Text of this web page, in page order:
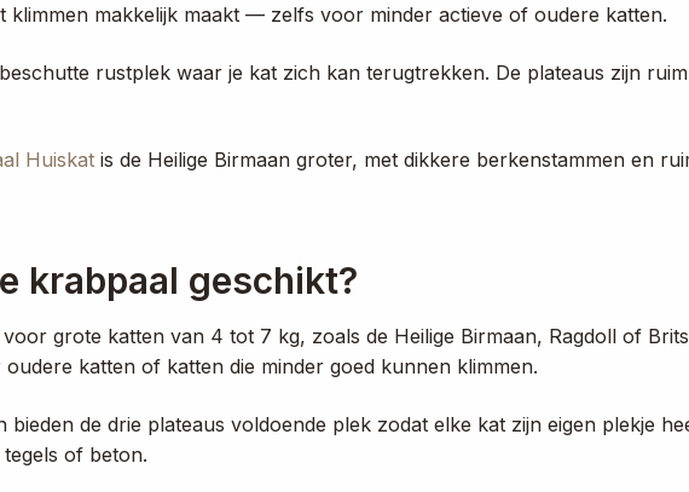
klimmen makkelijk maakt — zelfs voor minder actieve of oudere katten.
rustplek waar je kat zich kan terugtrekken. De plateaus zijn
Huiskatis de Heilige Birmaan groter, met dikkere berkenstammen en
krabpaal geschikt?
grote katten van 4 tot 7 kg, zoals de Heilige Birmaan, Ragdoll of
katten of katten die minder goed kunnen klimmen.
bieden de drie plateaus voldoende plek zodat elke kat zijn eigen plekje
of beton.